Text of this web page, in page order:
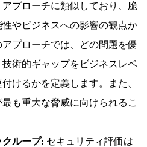
プローチに類似しており、脆
やビジネスへの影響の観点か
プローチでは、どの問題を優
術的ギャップをビジネスレベ
けるかを定義します。また、
も重大な脅威に向けられるこ
ループ: セキュリティ評価は